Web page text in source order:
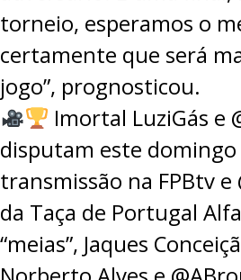
torneio, esperamos o
certamente que será
jogo”, prognosticou.
Imortal LuziGás e
disputam este domingo
transmissão na FPBtv e
da Taça de Portugal
“meias”, Jaques